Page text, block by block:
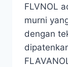
FLVNOL
murni
dengan